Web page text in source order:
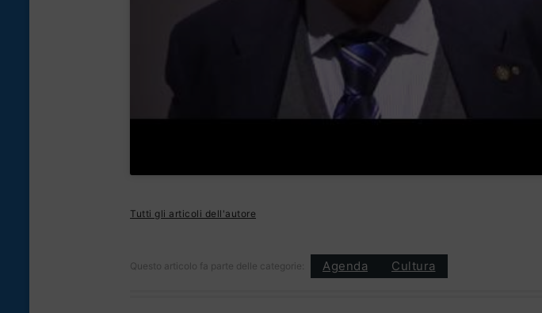
Tutti gli articoli dell'autore
Questo articolo fa parte delle categorie: Agenda Cultura